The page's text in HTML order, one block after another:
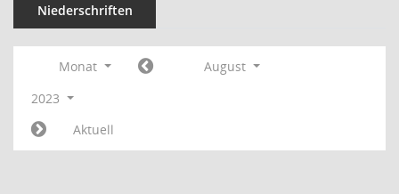
Niederschriften
Monat
August
2023
Aktuell